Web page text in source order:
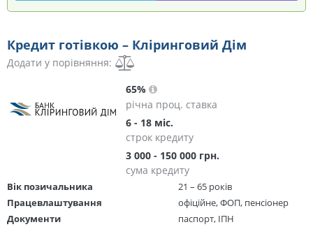
Кредит готівкою – Кліринговий Дім
Додати у порівняння:
65%
річна проц. ставка
6 - 18 міс.
строк кредиту
3 000 - 150 000 грн.
сума кредиту
Вік позичальника
21 – 65 років
Працевлаштування
офіційне, ФОП, пенсіонер
Документи
паспорт, ІПН